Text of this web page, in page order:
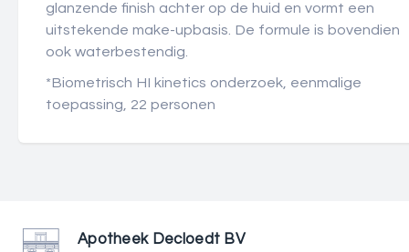
glanzende finish achter op de huid en vormt een
uitstekende make-upbasis. De formule is bovendien
ook waterbestendig.
*Biometrisch HI kinetics onderzoek, eenmalige
toepassing, 22 personen
Apotheek Decloedt BV